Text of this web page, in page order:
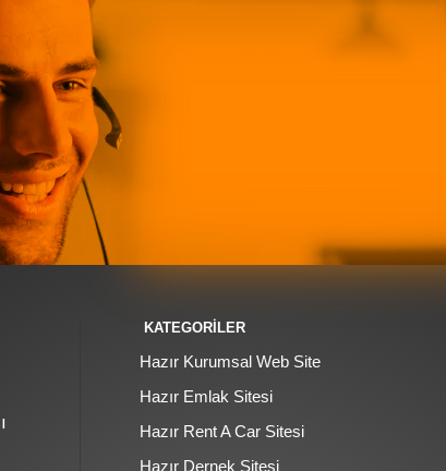
KATEGORİLER
Hazır Kurumsal Web Site
Hazır Emlak Sitesi
Hazır Rent A Car Sitesi
Hazır Dernek Sitesi